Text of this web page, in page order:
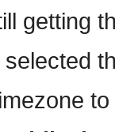
getting